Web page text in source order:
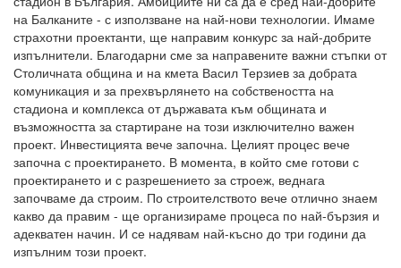
на Балканите - с използване на най-нови технологии. Имаме
страхотни проектанти, ще направим конкурс за най-добрите
изпълнители. Благодарни сме за направените важни стъпки от
Столичната община и на кмета Васил Терзиев за добрата
комуникация и за прехвърлянето на собствеността на
стадиона и комплекса от държавата към общината и
възможността за стартиране на този изключително важен
проект. Инвестицията вече започна. Целият процес вече
започна с проектирането. В момента, в който сме готови с
проектирането и с разрешението за строеж, веднага
започваме да строим. По строителството вече отлично знаем
какво да правим - ще организираме процеса по най-бързия и
адекватен начин. И се надявам най-късно до три години да
изпълним този проект.